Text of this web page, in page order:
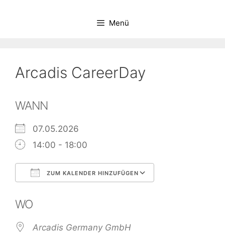
Menü
Arcadis CareerDay
WANN
07.05.2026
14:00 - 18:00
ZUM KALENDER HINZUFÜGEN
WO
Arcadis Germany GmbH